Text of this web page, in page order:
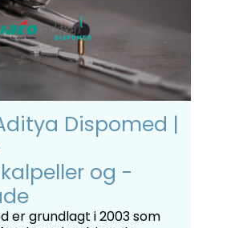
Dispomed |
og -
er grundlagt i 2003 som